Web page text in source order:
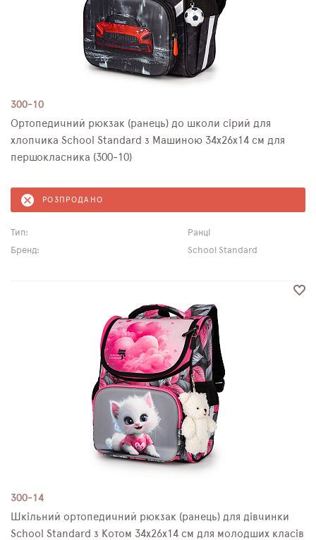
300-10
Ортопедичний рюкзак (ранець) до школи сірий для
хлопчика School Standard з Машиною 34х26х14 см для
першокласника (300-10)
РОЗПРОДАНО
Тип:
Ранці
Бренд:
School Standard
300-14
Шкільний ортопедичний рюкзак (ранець) для дівчинки
School Standard з Котом 34х26х14 см для молодших класів